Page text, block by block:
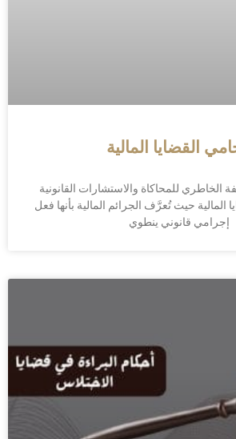
القضايا المالية
الخاطري للمحاكاة والاستشارات القانونية
حيث تُعرَّف الجرائم المالية بأنها فعل
إجرامي قانوني ينطوي